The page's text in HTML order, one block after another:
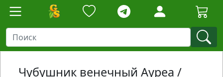
Чубушник венечный Ауреа /